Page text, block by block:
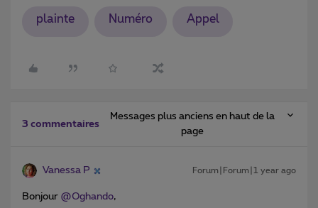
plainte Numéro Appel
3 commentaires
Messages plus anciens en haut de la
page
Vanessa P Forum|Forum|1 year ago
Bonjour ​ @Oghando,